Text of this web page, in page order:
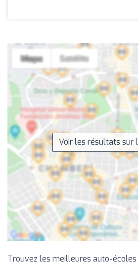
Voir les résultats sur
Trouvez les meilleures auto-écoles